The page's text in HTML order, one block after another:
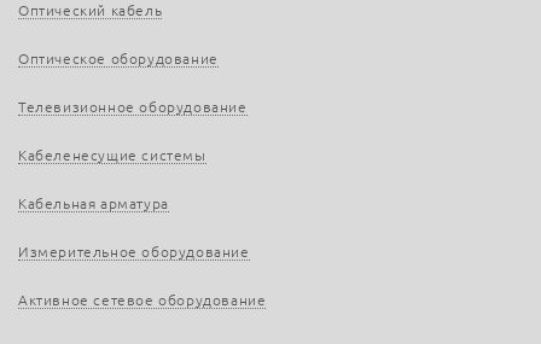
Оптический кабель
Оптическое оборудование
Телевизионное оборудование
Кабеленесущие системы
Кабельная арматура
Измерительное оборудование
Активное сетевое оборудование